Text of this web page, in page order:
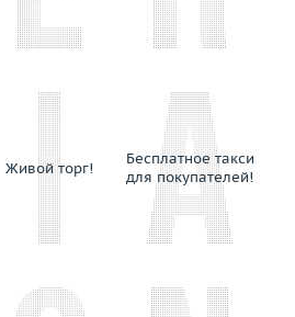
Живой торг!
Бесплатное такси
для покупателей!